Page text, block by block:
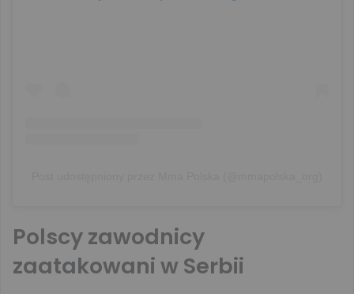
Polscy zawodnicy
zaatakowani w Serbii